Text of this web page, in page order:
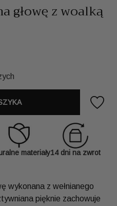
głowę z woalką
materiały14 dni na zwrot
wykonana z wełnianego
pięknie zachowuje